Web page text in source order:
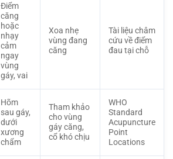
Điểm
căng
hoặc
nhạy
cảm
ngay
vùng
gáy, vai
Xoa nhẹ
vùng đang
căng
Tài liệu châm
cứu về điểm
đau tại chỗ
Hõm
sau gáy,
dưới
xương
chẩm
Tham khảo
cho vùng
gáy căng,
cổ khó chịu
WHO
Standard
Acupuncture
Point
Locations